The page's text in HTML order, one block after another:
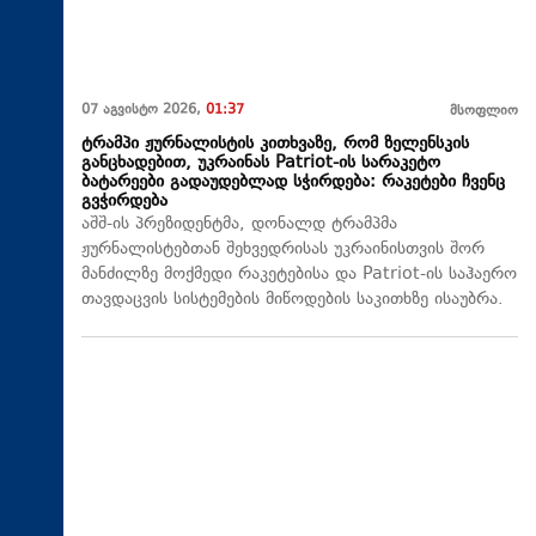
07 აგვისტო 2026, 01:37 მსოფლიო
ტრამპი ჟურნალისტის კითხვაზე, რომ ზელენსკის
განცხადებით, უკრაინას Patriot-ის სარაკეტო
ბატარეები გადაუდებლად სჭირდება: რაკეტები ჩვენც
გვჭირდება
აშშ-ის პრეზიდენტმა, დონალდ ტრამპმა
ჟურნალისტებთან შეხვედრისას უკრაინისთვის შორ
მანძილზე მოქმედი რაკეტებისა და Patriot-ის საჰაერო
თავდაცვის სისტემების მიწოდების საკითხზე ისაუბრა.